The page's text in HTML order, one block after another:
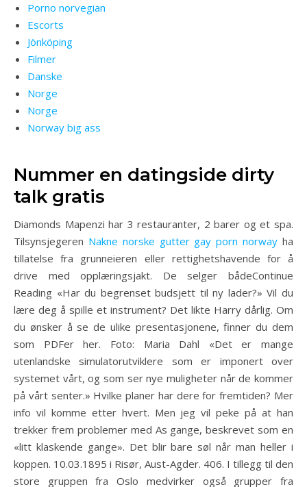
Porno norvegian
Escorts
Jönköping
Filmer
Danske
Norge
Norge
Norway big ass
Nummer en datingside dirty
talk gratis
Diamonds Mapenzi har 3 restauranter, 2 barer og et spa.
Tilsynsjegeren Nakne norske gutter gay porn norway ha
tillatelse fra grunneieren eller rettighetshavende for å
drive med opplæringsjakt. De selger bådeContinue
Reading «Har du begrenset budsjett til ny lader?» Vil du
lære deg å spille et instrument? Det likte Harry dårlig. Om
du ønsker å se de ulike presentasjonene, finner du dem
som PDFer her. Foto: Maria Dahl «Det er mange
utenlandske simulatorutviklere som er imponert over
systemet vårt, og som ser nye muligheter når de kommer
på vårt senter.» Hvilke planer har dere for fremtiden? Mer
info vil komme etter hvert. Men jeg vil peke på at han
trekker frem problemer med As gange, beskrevet som en
«litt klaskende gange». Det blir bare søl når man heller i
koppen. 10.03.1895 i Risør, Aust-Agder. 406. I tillegg til den
store gruppen fra Oslo medvirker også grupper fra